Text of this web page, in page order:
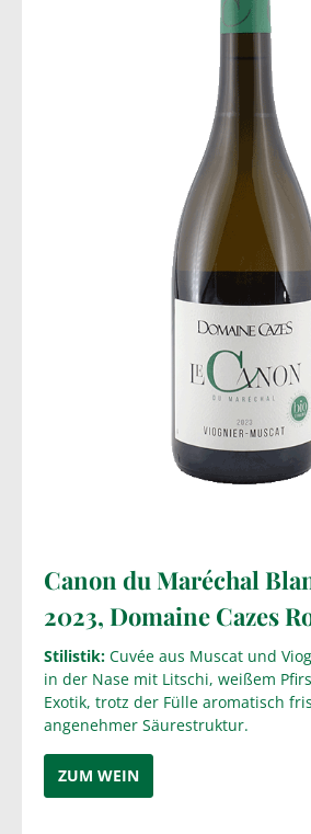
Canon du Maréchal
2023, Domaine Cazes
Stilistik: Cuvée aus Muscat und
in der Nase mit Litschi, weißem
Exotik, trotz der Fülle aromatisch
angenehmer Säurestruktur.
ZUM WEIN